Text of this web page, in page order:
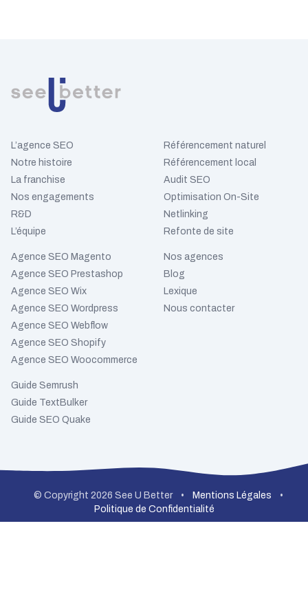
L’agence SEO
Notre histoire
La franchise
Nos engagements
R&D
L’équipe
Référencement naturel
Référencement local
Audit SEO
Optimisation On-Site
Netlinking
Refonte de site
Agence SEO Magento
Agence SEO Prestashop
Agence SEO Wix
Agence SEO Wordpress
Agence SEO Webflow
Agence SEO Shopify
Agence SEO Woocommerce
Nos agences
Blog
Lexique
Nous contacter
Guide Semrush
Guide TextBulker
Guide SEO Quake
© Copyright 2026 See U Better • Mentions Légales
•
Politique de Confidentialité